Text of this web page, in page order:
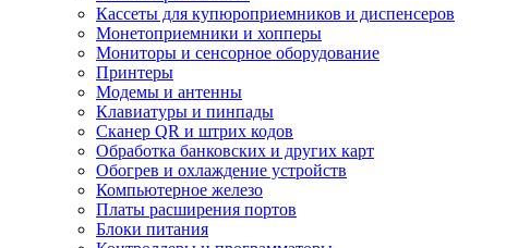
Кассеты для купюроприемников и диспенсеров
Монетоприемники и хопперы
Мониторы и сенсорное оборудование
Принтеры
Модемы и антенны
Клавиатуры и пинпады
Сканер QR и штрих кодов
Обработка банковских и других карт
Обогрев и охлаждение устройств
Компьютерное железо
Платы расширения портов
Блоки питания